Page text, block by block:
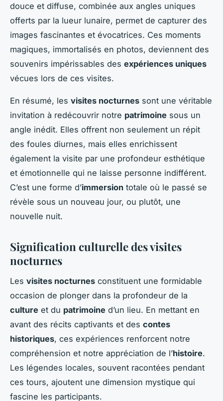
douce et diffuse, combinée aux angles uniques
offerts par la lueur lunaire, permet de capturer des
images fascinantes et évocatrices. Ces moments
magiques, immortalisés en photos, deviennent des
souvenirs impérissables des expériences uniques
vécues lors de ces visites.
En résumé, les visites nocturnes sont une véritable
invitation à redécouvrir notre patrimoine sous un
angle inédit. Elles offrent non seulement un répit
des foules diurnes, mais elles enrichissent
également la visite par une profondeur esthétique
et émotionnelle qui ne laisse personne indifférent.
C’est une forme d’immersion totale où le passé se
révèle sous un nouveau jour, ou plutôt, une
nouvelle nuit.
Signification culturelle des visites
nocturnes
Les visites nocturnes constituent une formidable
occasion de plonger dans la profondeur de la
culture et du patrimoine d’un lieu. En mettant en
avant des récits captivants et des contes
historiques, ces expériences renforcent notre
compréhension et notre appréciation de l’histoire.
Les légendes locales, souvent racontées pendant
ces tours, ajoutent une dimension mystique qui
fascine les participants.